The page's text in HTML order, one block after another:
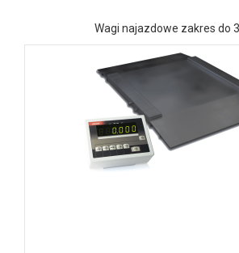
Wagi najazdowe zakres do